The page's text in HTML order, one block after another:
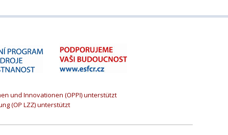
und Innovationen (OPPI) unterstützt
(OP LZZ) unterstützt